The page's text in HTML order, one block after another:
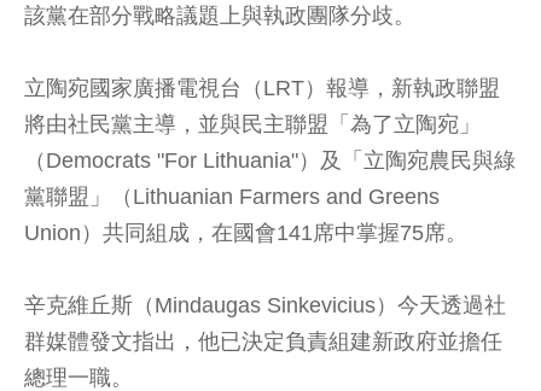
該黨在部分戰略議題上與執政團隊分歧。
立陶宛國家廣播電視台（LRT）報導，新執政聯盟
將由社民黨主導，並與民主聯盟「為了立陶宛」
（Democrats "For Lithuania"）及「立陶宛農民與綠
黨聯盟」（Lithuanian Farmers and Greens
Union）共同組成，在國會141席中掌握75席。
辛克維丘斯（Mindaugas Sinkevicius）今天透過社
群媒體發文指出，他已決定負責組建新政府並擔任
總理一職。